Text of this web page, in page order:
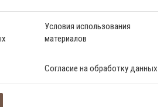
Условия использования
материалов
Согласие на обработку данных